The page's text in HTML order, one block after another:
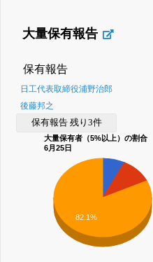
大量保有報告
保有報告
日工代表取締役浦野治郎
後藤邦之
保有報告 残り3件
大量保有者（5%以上）の割合
6月25日
82.1%